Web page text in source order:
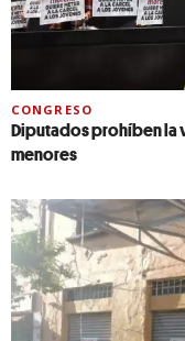
CONGRESO
Diputados prohíben la
menores